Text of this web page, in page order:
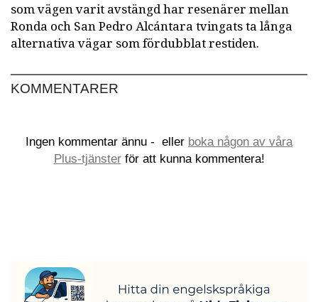
som vägen varit avstängd har resenärer mellan
Ronda och San Pedro Alcántara tvingats ta långa
alternativa vägar som fördubblat restiden.
KOMMENTARER
Ingen kommentar ännu - eller boka någon av våra
Plus-tjänsterför att kunna kommentera!